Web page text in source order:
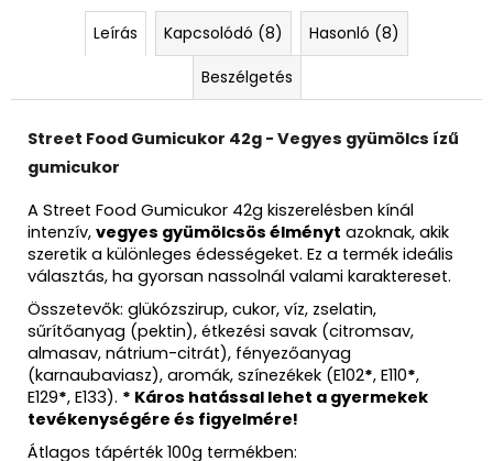
Leírás Kapcsolódó (8)
Hasonló (8)
Beszélgetés
Street Food Gumicukor 42g - Vegyes gyümölcs ízű
gumicukor
A Street Food Gumicukor 42g kiszerelésben kínál
intenzív, vegyes gyümölcsös élményt azoknak, akik
szeretik a különleges édességeket. Ez a termék ideális
választás, ha gyorsan nassolnál valami karaktereset.
Összetevők: glükózszirup, cukor, víz, zselatin,
sűrítőanyag (pektin), étkezési savak (citromsav,
almasav, nátrium-citrát), fényezőanyag
(karnaubaviasz), aromák, színezékek (E102*, E110*,
E129*, E133). * Káros hatással lehet a gyermekek
tevékenységére és figyelmére!
Átlagos tápérték 100g termékben: